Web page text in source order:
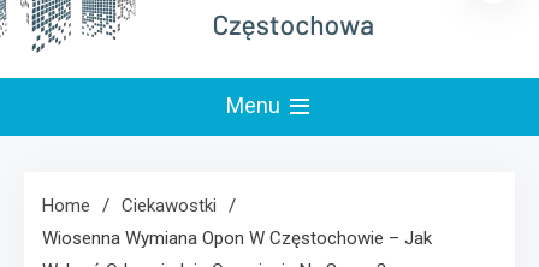
Częstochowa
Menu
Home
Ciekawostki
Wiosenna Wymiana Opon W Częstochowie – Jak